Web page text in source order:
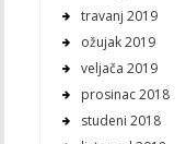
travanj 2019
ožujak 2019
veljača 2019
prosinac 2018
studeni 2018